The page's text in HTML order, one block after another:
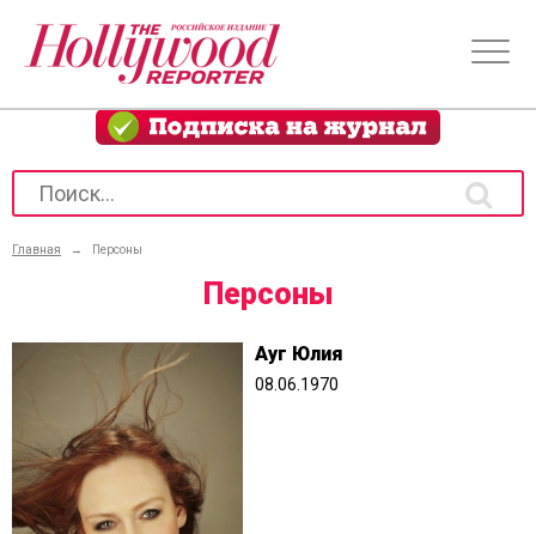
Главная → Персоны
Персоны
Ауг Юлия
08.06.1970